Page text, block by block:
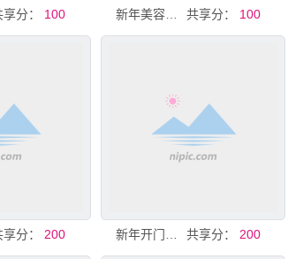
享分： 100 共享分： 100
享分： 200 共享分： 200